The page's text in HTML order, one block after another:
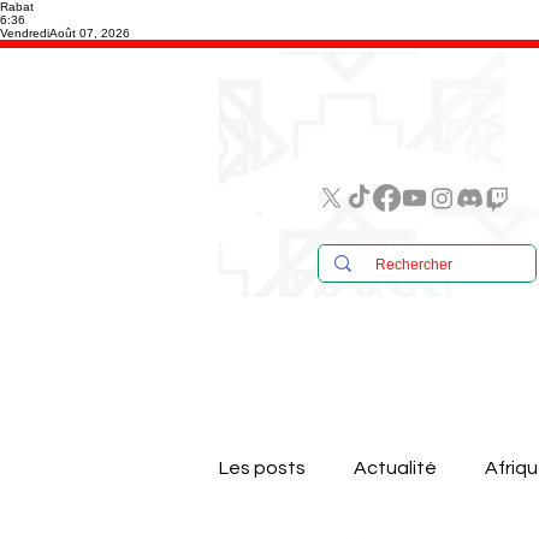
Rabat
6:36
VendrediAoût 07, 2026
Les posts Actualité